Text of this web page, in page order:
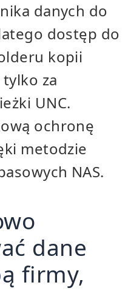
danych do
dostęp do
kopii
za
UNC.
ochronę
metodzie
NAS.
dane
firmy,